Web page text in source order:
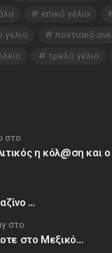
επικό γέλιο
γελιο
ποντιακό
τρελό γέλιο
στο
η κόλ@ση και
…
στο
στο Μεξικό…